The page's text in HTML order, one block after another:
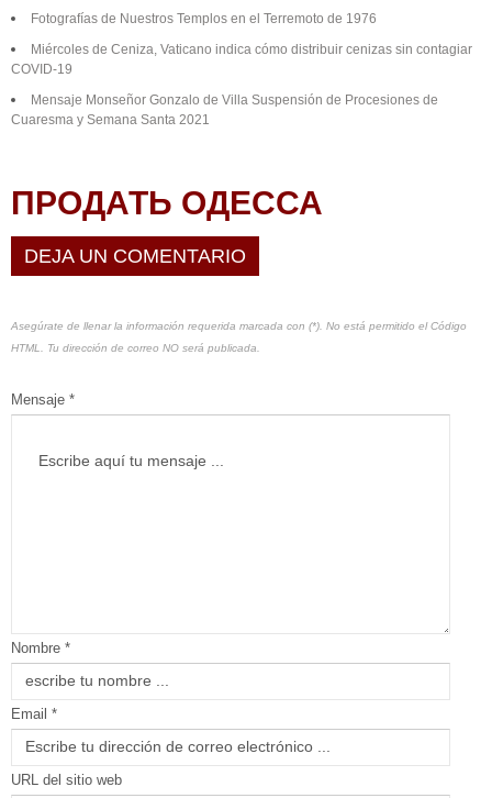
Fotografías de Nuestros Templos en el Terremoto de 1976
Miércoles de Ceniza, Vaticano indica cómo distribuir cenizas sin contagiar
COVID-19
Mensaje Monseñor Gonzalo de Villa Suspensión de Procesiones de
Cuaresma y Semana Santa 2021
ПРОДАТЬ ОДЕССА
DEJA UN COMENTARIO
Asegúrate de llenar la información requerida marcada con (*). No está permitido el Código
HTML. Tu dirección de correo NO será publicada.
Mensaje *
Nombre *
Email *
URL del sitio web